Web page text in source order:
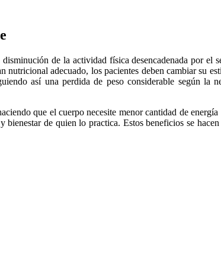
de la actividad física desencadenada por el
adecuado, los pacientes deben cambiar su
así una perdida de peso considerable según la
que el cuerpo necesite menor cantidad de
de quien lo practica. Estos beneficios se